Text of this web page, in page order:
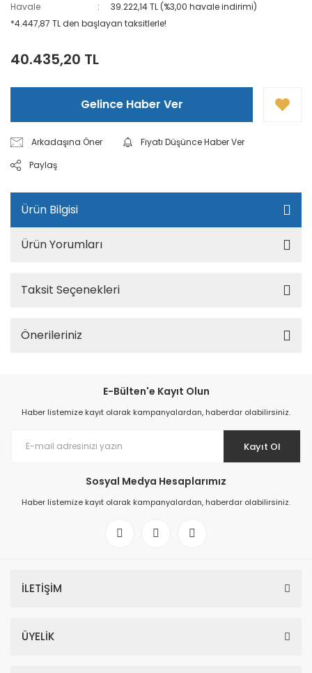
Havale
39.222,14 TL (%3,00 havale indirimi)
*4.447,87 TL den başlayan taksitlerle!
40.435,20 TL
Gelince Haber Ver
Arkadaşına Öner
Fiyatı Düşünce Haber Ver
Paylaş
Ürün Bilgisi
Ürün Yorumları
Taksit Seçenekleri
Önerileriniz
E-Bülten'e Kayıt Olun
Haber listemize kayıt olarak kampanyalardan, haberdar olabilirsiniz.
Kayıt Ol
Sosyal Medya Hesaplarımız
Haber listemize kayıt olarak kampanyalardan, haberdar olabilirsiniz.
İLETİŞİM
ÜYELİK